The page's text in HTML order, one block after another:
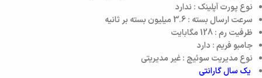
نوع پورت آپلینک : ندارد
سرعت ارسال بسته :3.6 میلیون بسته بر ثانیه
ظرفیت رم :128 مگابایت
جامبو فریم : دارد
نوع مدیریت سوئیچ : غیر مدیریتی
یک سال گارانتی